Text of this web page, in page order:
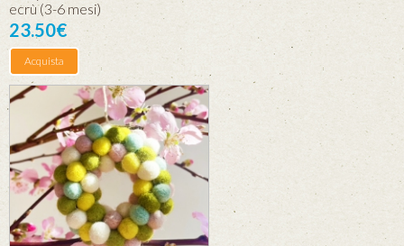
ecrù (3-6 mesi)
23.50€
Acquista